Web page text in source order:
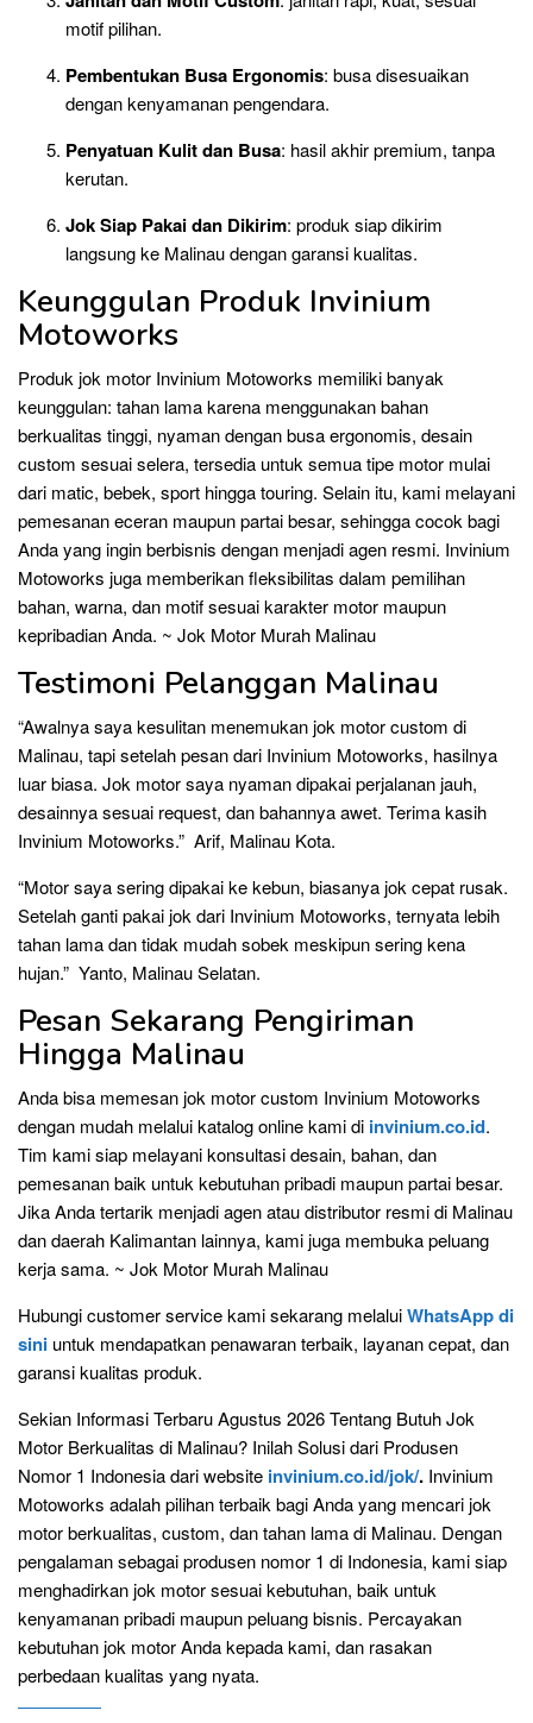
motif pilihan.
Pembentukan Busa Ergonomis: busa disesuaikan
dengan kenyamanan pengendara.
Penyatuan Kulit dan Busa: hasil akhir premium, tanpa
kerutan.
Jok Siap Pakai dan Dikirim: produk siap dikirim
langsung ke Malinau dengan garansi kualitas.
Keunggulan Produk Invinium
Motoworks
Produk jok motor Invinium Motoworks memiliki banyak
keunggulan: tahan lama karena menggunakan bahan
berkualitas tinggi, nyaman dengan busa ergonomis, desain
custom sesuai selera, tersedia untuk semua tipe motor mulai
dari matic, bebek, sport hingga touring. Selain itu, kami melayani
pemesanan eceran maupun partai besar, sehingga cocok bagi
Anda yang ingin berbisnis dengan menjadi agen resmi. Invinium
Motoworks juga memberikan fleksibilitas dalam pemilihan
bahan, warna, dan motif sesuai karakter motor maupun
kepribadian Anda. ~ Jok Motor Murah Malinau
Testimoni Pelanggan Malinau
“Awalnya saya kesulitan menemukan jok motor custom di
Malinau, tapi setelah pesan dari Invinium Motoworks, hasilnya
luar biasa. Jok motor saya nyaman dipakai perjalanan jauh,
desainnya sesuai request, dan bahannya awet. Terima kasih
Invinium Motoworks.” Arif, Malinau Kota.
“Motor saya sering dipakai ke kebun, biasanya jok cepat rusak.
Setelah ganti pakai jok dari Invinium Motoworks, ternyata lebih
tahan lama dan tidak mudah sobek meskipun sering kena
hujan.” Yanto, Malinau Selatan.
Pesan Sekarang Pengiriman
Hingga Malinau
Anda bisa memesan jok motor custom Invinium Motoworks
dengan mudah melalui katalog online kami di invinium.co.id.
Tim kami siap melayani konsultasi desain, bahan, dan
pemesanan baik untuk kebutuhan pribadi maupun partai besar.
Jika Anda tertarik menjadi agen atau distributor resmi di Malinau
dan daerah Kalimantan lainnya, kami juga membuka peluang
kerja sama. ~ Jok Motor Murah Malinau
Hubungi customer service kami sekarang melaluiWhatsApp di
sini untuk mendapatkan penawaran terbaik, layanan cepat, dan
garansi kualitas produk.
Sekian Informasi Terbaru Agustus 2026 Tentang Butuh Jok
Motor Berkualitas di Malinau? Inilah Solusi dari Produsen
Nomor 1 Indonesia dari website invinium.co.id/jok/. Invinium
Motoworks adalah pilihan terbaik bagi Anda yang mencari jok
motor berkualitas, custom, dan tahan lama di Malinau. Dengan
pengalaman sebagai produsen nomor 1 di Indonesia, kami siap
menghadirkan jok motor sesuai kebutuhan, baik untuk
kenyamanan pribadi maupun peluang bisnis. Percayakan
kebutuhan jok motor Anda kepada kami, dan rasakan
perbedaan kualitas yang nyata.